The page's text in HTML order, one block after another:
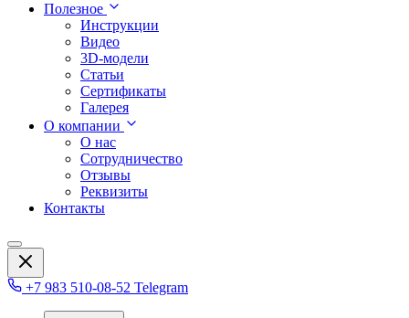
Полезное
Инструкции
Видео
3D-модели
Статьи
Сертификаты
Галерея
О компании
О нас
Сотрудничество
Отзывы
Реквизиты
Контакты
+7 983 510-08-52 Telegram